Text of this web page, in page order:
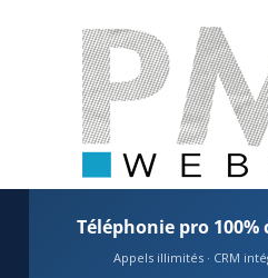
Téléphonie pro
Appels illimités · CRM